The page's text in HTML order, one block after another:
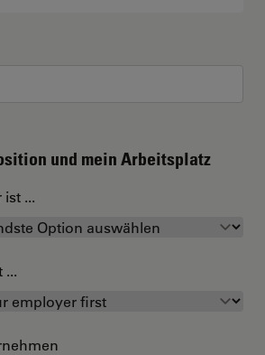
und mein Arbeitsplatz
...
...